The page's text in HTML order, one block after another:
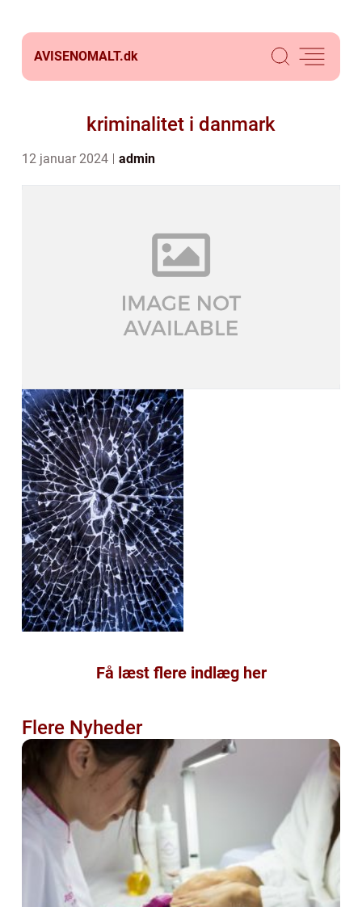
AVISENOMALT.dk
kriminalitet i danmark
12 januar 2024 admin
Få læst flere indlæg her
Flere Nyheder